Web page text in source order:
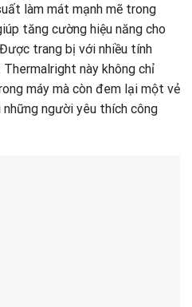
làm mát mạnh mẽ trong
tăng cường hiệu năng cho
trang bị với nhiều tính
này không chỉ
máy mà còn đem lại một vẻ
người yêu thích công